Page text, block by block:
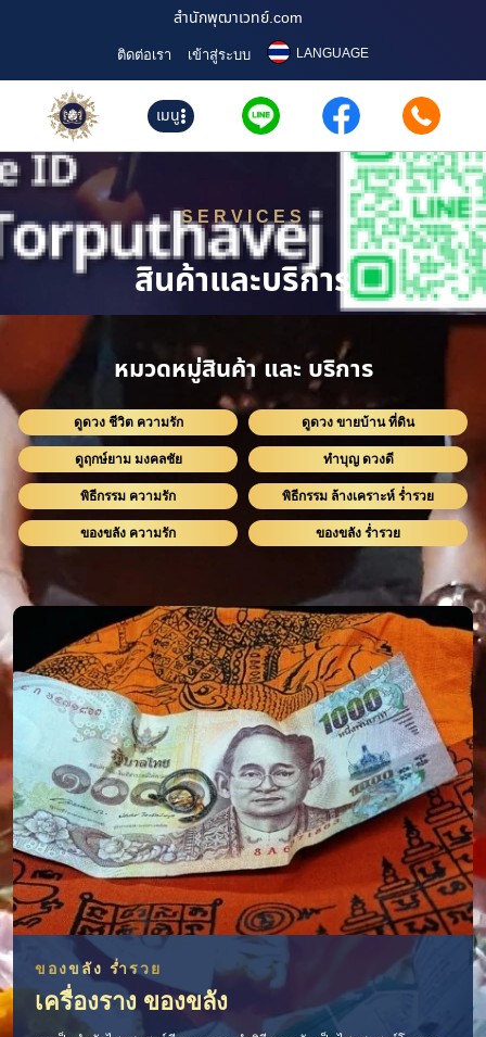
สำนักพุฒาเวทย์.com
ติดต่อเรา เข้าสู่ระบบ LANGUAGE
เมนู
SERVICES
สินค้าและบริการ
หมวดหมู่สินค้า และ บริการ
ดูดวง ชีวิต ความรัก ดูดวง ขายบ้าน ที่ดิน
ดูฤกษ์ยาม มงคลชัย ทำบุญ ดวงดี
พิธีกรรม ความรัก พิธีกรรม ล้างเคราะห์ ร่ำรวย
ของขลัง ความรัก ของขลัง ร่ำรวย
ของขลัง ร่ำรวย
เครื่องราง ของขลัง